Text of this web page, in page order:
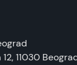
, 11030